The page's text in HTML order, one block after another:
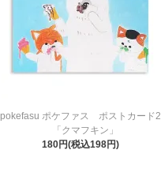
pokefasu ポケファス ポストカード2
「クマフキン」
180円(税込198円)